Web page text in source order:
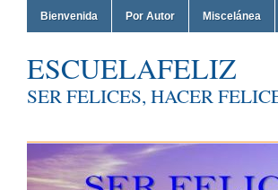
Bienvenida Por Autor Miscelánea
ESCUELAFELIZ
SER FELICES, HACER